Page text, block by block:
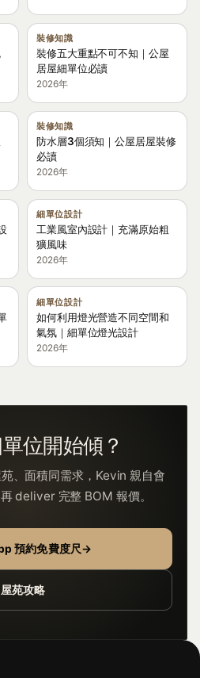
裝修知識
裝修五大重點不可不知｜公屋
居屋細單位必讀
2026年
裝修知識
防水層3個須知｜公屋居屋裝修
必讀
2026年
細單位設計
工業風室內設計｜充滿原始粗
獷風味
2026年
細單位設計
如何利用燈光營造不同空間和
氣氛｜細單位燈光設計
2026年
位開始傾？
、面積同需求，Kevin 親自會
deliver 完整 BOM 報價。
預約免費度尺→
屋苑攻略